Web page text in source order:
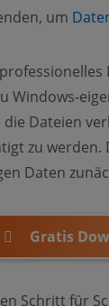
um
Windows-
Dateien
zu
Daten
Gratis
Schritt für